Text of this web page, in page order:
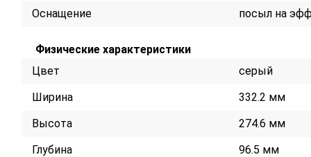
Оснащение посыл на
Физические характеристики
Цвет
серый
Ширина
332.2 мм
Высота
274.6 мм
Глубина
96.5 мм